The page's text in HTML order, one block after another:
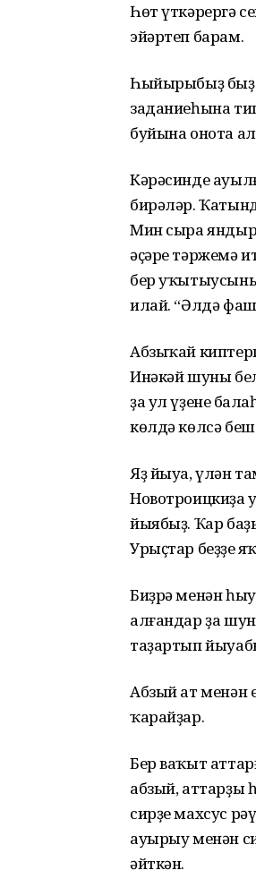
Һөт үткәрергә
эйәртеп барам.
Һыйырыбыҙ
заданиеһына
буйына онота
Кәрәсинде
бирәләр.
Мин сыра
әҫәре тәржемә
бер
илай. “Әлдә
Абзыҡай
Инәкәй шуны
ҙа ул үҙенең
көлдә көлсә
Яҙ йыуа, үлән
Новотроицкиҙа
йыябыҙ. Ҡар
Урыҫтар беҙҙең
Биҙрә менән
алғандар ҙа
таҙартып
Абзый ат менән
ҡарайҙар.
Бер ваҡыт
абзый, аттарҙы
сирҙе махсус
ауырыу менән
әйткән.